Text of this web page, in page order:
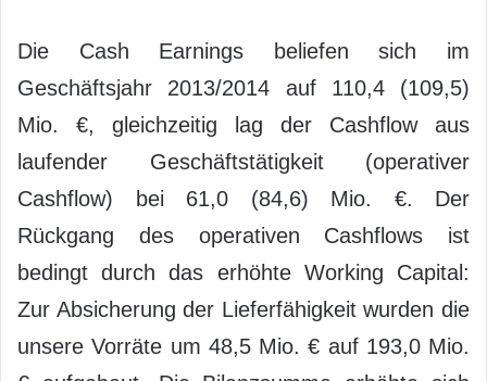
Die Cash Earnings beliefen sich im
Geschäftsjahr 2013/2014 auf 110,4 (109,5)
Mio. €, gleichzeitig lag der Cashflow aus
laufender Geschäftstätigkeit (operativer
Cashflow) bei 61,0 (84,6) Mio. €. Der
Rückgang des operativen Cashflows ist
bedingt durch das erhöhte Working Capital:
Zur Absicherung der Lieferfähigkeit wurden die
unsere Vorräte um 48,5 Mio. € auf 193,0 Mio.